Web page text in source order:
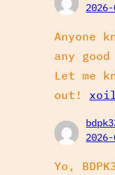
Anyone
any
Let me
out!
Yo,